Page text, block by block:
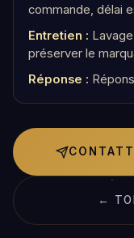
commande, délai
Entretien :
préserver le
Réponse :
←